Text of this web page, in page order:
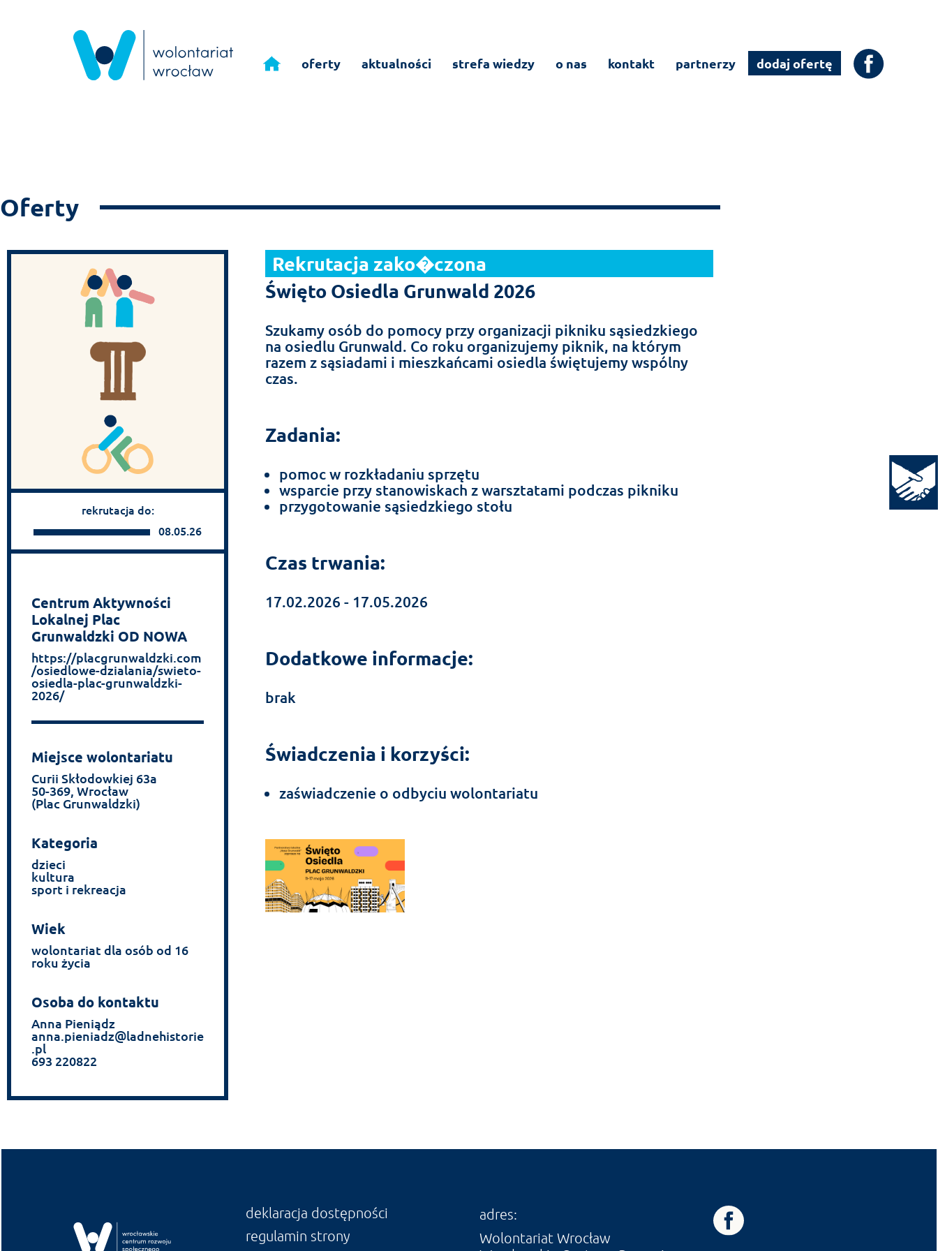
Open
oferty aktualności strefa wiedzy o nas kontakt partnerzy dodaj ofertę
Oferty
rekrutacja do:
08.05.26
Centrum Aktywności
Lokalnej Plac
Grunwaldzki OD NOWA
https://placgrunwaldzki.com
/osiedlowe-dzialania/swieto-
osiedla-plac-grunwaldzki-
2026/
Miejsce wolontariatu
Curii Skłodowkiej 63a
50-369, Wrocław
(Plac Grunwaldzki)
Kategoria
dzieci
kultura
sport i rekreacja
Wiek
wolontariat dla osób od 16
roku życia
Osoba do kontaktu
Anna Pieniądz
anna.pieniadz@ladnehistorie
.pl
693 220822
Rekrutacja zako�czona
Święto Osiedla Grunwald 2026
Szukamy osób do pomocy przy organizacji pikniku sąsiedzkiego
na osiedlu Grunwald. Co roku organizujemy piknik, na którym
razem z sąsiadami i mieszkańcami osiedla świętujemy wspólny
czas.
Zadania:
pomoc w rozkładaniu sprzętu
wsparcie przy stanowiskach z warsztatami podczas pikniku
przygotowanie sąsiedzkiego stołu
Czas trwania:
17.02.2026 - 17.05.2026
Dodatkowe informacje:
brak
Świadczenia i korzyści:
zaświadczenie o odbyciu wolontariatu
deklaracja dostępności
regulamin strony
adres:
Wolontariat Wrocław